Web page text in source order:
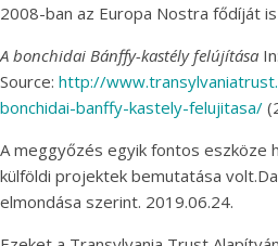
2008-ban az Europa Nostra fődíját
A bonchidai Bánffy-kastély felújítása
Source: http://
bonchidai-banffy-kastely-felujitasa/
A meggyőzés egyik fontos eszköze
külföldi projektek bemutatása
elmondása szerint. 2019.06.24.